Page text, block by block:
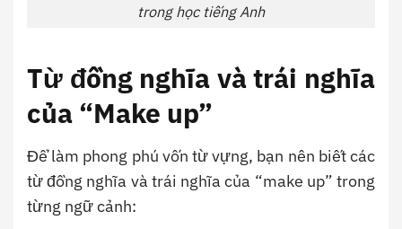
trong học tiếng Anh
Từ đồng nghĩa và trái nghĩa
của “Make up”
Để làm phong phú vốn từ vựng, bạn nên biết các
từ đồng nghĩa và trái nghĩa của “make up” trong
từng ngữ cảnh: